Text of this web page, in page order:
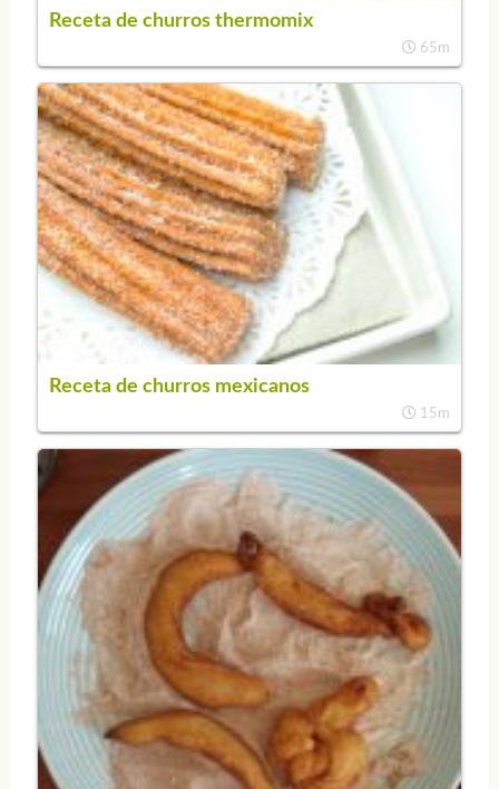
Receta de churros thermomix
65m
Receta de churros mexicanos
15m